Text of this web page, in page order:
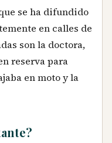
se ha difundido
en calles de
son la doctora,
reserva para
en moto y la